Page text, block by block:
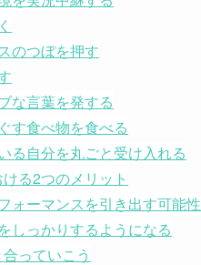
のつぼを押す
な言葉を発する
す食べ物を食べる
る自分を丸ごと受け入れる
る2つのメリット
ォーマンスを引き出す可能
しっかりするようになる
っていこう